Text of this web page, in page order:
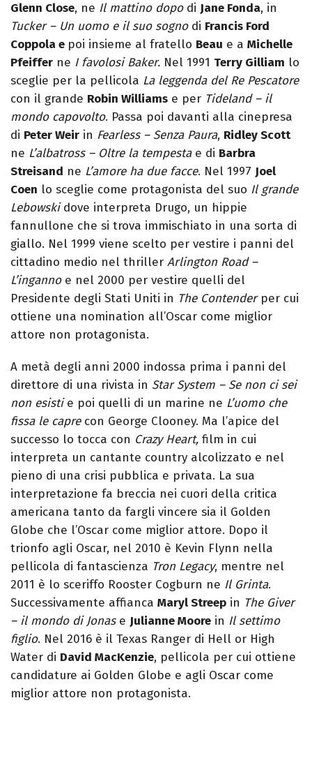
Glenn Close, ne Il mattino dopodi Jane Fonda, in
Tucker – Un uomo e il suo sognodi Francis Ford
Coppola e poi insieme al fratello Beau e a Michelle
Pfeiffer ne I favolosi Baker. Nel 1991 Terry Gilliam lo
sceglie per la pellicola La leggenda del Re Pescatore
con il grande Robin Williams e per Tideland – il
mondo capovolto. Passa poi davanti alla cinepresa
di Peter Weir in Fearless – Senza Paura, Ridley Scott
ne L’albatross – Oltre la tempestae di Barbra
Streisand ne L’amore ha due facce. Nel 1997 Joel
Coen lo sceglie come protagonista del suo Il grande
Lebowskidove interpreta Drugo, un hippie
fannullone che si trova immischiato in una sorta di
giallo. Nel 1999 viene scelto per vestire i panni del
cittadino medio nel thriller Arlington Road –
L’ingannoe nel 2000 per vestire quelli del
Presidente degli Stati Uniti in The Contenderper cui
ottiene una nomination all’Oscar come miglior
attore non protagonista.
A metà degli anni 2000 indossa prima i panni del
direttore di una rivista in Star System – Se non ci sei
non esistie poi quelli di un marine ne L’uomo che
fissa le caprecon George Clooney. Ma l’apice del
successo lo tocca con Crazy Heart, film in cui
interpreta un cantante country alcolizzato e nel
pieno di una crisi pubblica e privata. La sua
interpretazione fa breccia nei cuori della critica
americana tanto da fargli vincere sia il Golden
Globe che l’Oscar come miglior attore. Dopo il
trionfo agli Oscar, nel 2010 è Kevin Flynn nella
pellicola di fantascienza Tron Legacy, mentre nel
2011 è lo sceriffo Rooster Cogburn ne Il Grinta.
Successivamente affianca Maryl Streep in The Giver
– il mondo di Jonase Julianne Moore in Il settimo
figlio. Nel 2016 è il Texas Ranger di Hell or High
Water di David MacKenzie, pellicola per cui ottiene
candidature ai Golden Globe e agli Oscar come
miglior attore non protagonista.